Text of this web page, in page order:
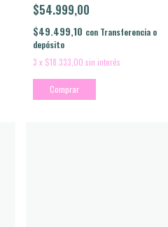
$54.999,00
$49.499,10 con Transferencia o
depósito
3 x $18.333,00 sin interés
Comprar